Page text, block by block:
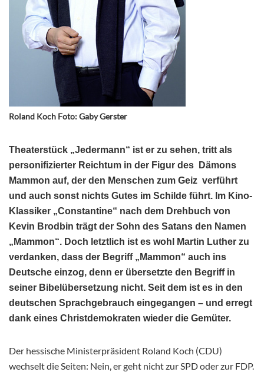
Roland Koch Foto: Gaby Gerster
Theaterstück „Jedermann“ ist er zu sehen, tritt als
personifizierter Reichtum in der Figur des Dämons
Mammon auf, der den Menschen zum Geiz verführt
und auch sonst nichts Gutes im Schilde führt. Im Kino-
Klassiker „Constantine“ nach dem Drehbuch von
Kevin Brodbin trägt der Sohn des Satans den Namen
„Mammon“. Doch letztlich ist es wohl Martin Luther zu
verdanken, dass der Begriff „Mammon“ auch ins
Deutsche einzog, denn er übersetzte den Begriff in
seiner Bibelübersetzung nicht. Seit dem ist es in den
deutschen Sprachgebrauch eingegangen – und erregt
dank eines Christdemokraten wieder die Gemüter.
Der hessische Ministerpräsident Roland Koch (CDU)
wechselt die Seiten: Nein, er geht nicht zur SPD oder zur FDP.